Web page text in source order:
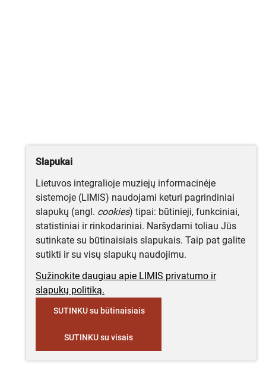
Slapukai
Lietuvos integralioje muziejų informacinėje
sistemoje (LIMIS) naudojami keturi pagrindiniai
slapukų (angl. cookies) tipai: būtinieji, funkciniai,
statistiniai ir rinkodariniai. Naršydami toliau Jūs
sutinkate su būtinaisiais slapukais. Taip pat galite
sutikti ir su visų slapukų naudojimu.
Sužinokite daugiau apie LIMIS privatumo ir
slapukų politiką.
SUTINKU su būtinaisiais
SUTINKU su visais